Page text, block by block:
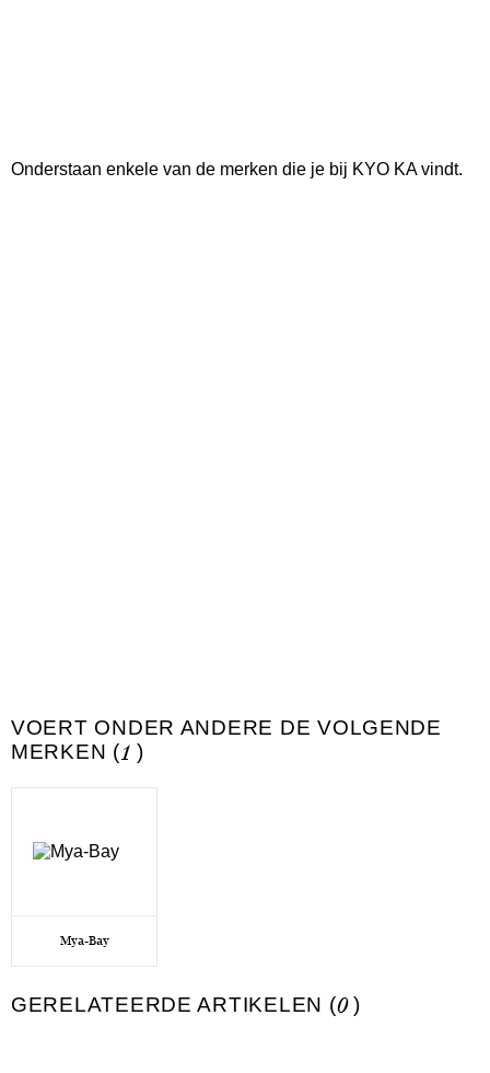
Onderstaan enkele van de merken die je bij KYO KA vindt.
VOERT ONDER ANDERE DE VOLGENDE
MERKEN (1 )
Mya-Bay
GERELATEERDE ARTIKELEN (0 )